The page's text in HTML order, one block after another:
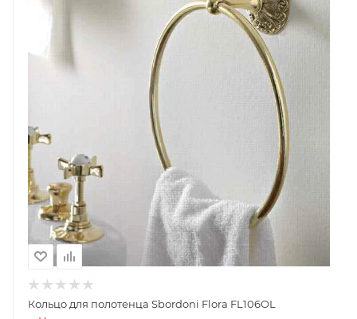
Кольцо для полотенца Sbordoni Flora FL106OL